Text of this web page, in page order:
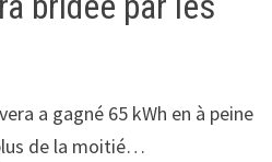
a gagné 65 kWh en à peine
de la moitié…